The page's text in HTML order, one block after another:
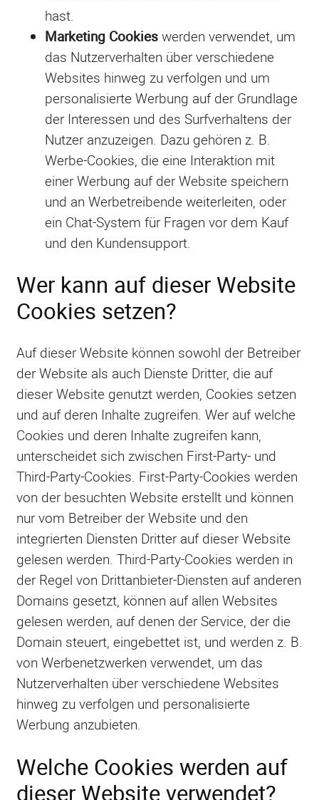
hast.
Marketing Cookieswerden verwendet, um
das Nutzerverhalten über verschiedene
Websites hinweg zu verfolgen und um
personalisierte Werbung auf der Grundlage
der Interessen und des Surfverhaltens der
Nutzer anzuzeigen. Dazu gehören z. B.
Werbe-Cookies, die eine Interaktion mit
einer Werbung auf der Website speichern
und an Werbetreibende weiterleiten, oder
ein Chat-System für Fragen vor dem Kauf
und den Kundensupport.
Wer kann auf dieser Website
Cookies setzen?
Auf dieser Website können sowohl der Betreiber
der Website als auch Dienste Dritter, die auf
dieser Website genutzt werden, Cookies setzen
und auf deren Inhalte zugreifen. Wer auf welche
Cookies und deren Inhalte zugreifen kann,
unterscheidet sich zwischen First-Party- und
Third-Party-Cookies. First-Party-Cookies werden
von der besuchten Website erstellt und können
nur vom Betreiber der Website und den
integrierten Diensten Dritter auf dieser Website
gelesen werden. Third-Party-Cookies werden in
der Regel von Drittanbieter-Diensten auf anderen
Domains gesetzt, können auf allen Websites
gelesen werden, auf denen der Service, der die
Domain steuert, eingebettet ist, und werden z. B.
von Werbenetzwerken verwendet, um das
Nutzerverhalten über verschiedene Websites
hinweg zu verfolgen und personalisierte
Werbung anzubieten.
Welche Cookies werden auf
dieser Website verwendet?